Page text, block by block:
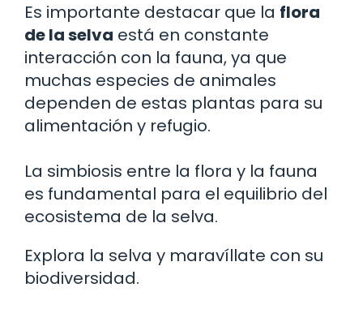
Es importante destacar que la flora
de la selva está en constante
interacción con la fauna, ya que
muchas especies de animales
dependen de estas plantas para su
alimentación y refugio.
La simbiosis entre la flora y la fauna
es fundamental para el equilibrio del
ecosistema de la selva.
Explora la selva y maravíllate con su
biodiversidad.